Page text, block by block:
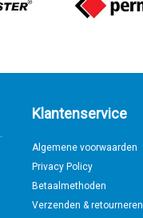
Klantenservice
Algemene voorwaarden
Privacy Policy
Betaalmethoden
Verzenden & retourneren